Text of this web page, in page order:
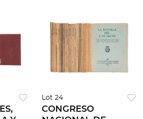
Lot 24
CONGRESO